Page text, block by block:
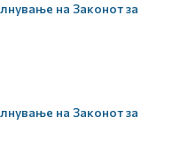
на Законот за
на Законот за